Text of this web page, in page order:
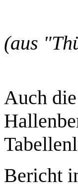
(aus
Auch
Bericht